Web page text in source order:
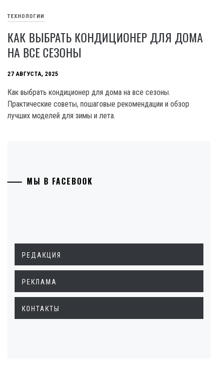
ТЕХНОЛОГИИ
КАК ВЫБРАТЬ КОНДИЦИОНЕР ДЛЯ ДОМА
НА ВСЕ СЕЗОНЫ
27 АВГУСТА, 2025
Как выбрать кондиционер для дома на все сезоны.
Практические советы, пошаговые рекомендации и обзор
лучших моделей для зимы и лета.
МЫ В FACEBOOK
РЕДАКЦИЯ
РЕКЛАМА
КОНТАКТЫ